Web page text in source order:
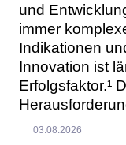
und
immer
Indikationen
Innovation ist
Erfolgsfaktor.¹
03.08.2026